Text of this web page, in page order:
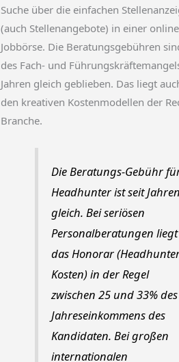
Suche über die einfachen
(auch Stellenangebote) in einer online
Jobbörse. Die Beratungsgebühren
des Fach- und
Jahren gleich geblieben. Das liegt
den kreativen Kostenmodellen der
Branche.
Die Beratungs-Gebühr
Headhunter ist seit Jahren
gleich. Bei seriösen
Personalberatungen liegt
das Honorar
Kosten) in der Regel
zwischen 25 und 33% des
Jahreseinkommens des
Kandidaten. Bei großen
internationalen